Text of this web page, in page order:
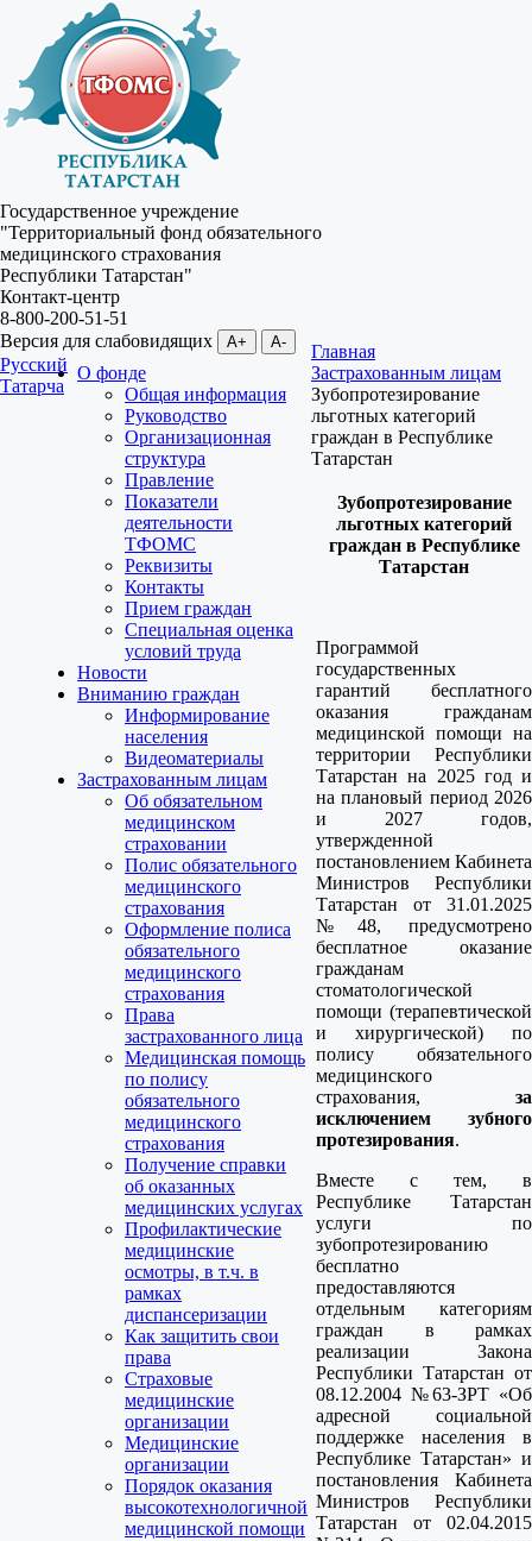
Государственное учреждение
"Территориальный фонд обязательного
медицинского страхования
Республики Татарстан"
Контакт-центр
8-800-200-51-51
Версия для слабовидящих
A+ A-
Русский
Татарча
О фонде
Общая информация
Руководство
Организационная
структура
Правление
Показатели
деятельности
ТФОМС
Реквизиты
Контакты
Прием граждан
Специальная оценка
условий труда
Новости
Вниманию граждан
Информирование
населения
Видеоматериалы
Застрахованным лицам
Об обязательном
медицинском
страховании
Полис обязательного
медицинского
страхования
Оформление полиса
обязательного
медицинского
страхования
Права
застрахованного лица
Медицинская помощь
по полису
обязательного
медицинского
страхования
Получение справки
об оказанных
медицинских услугах
Профилактические
медицинские
осмотры, в т.ч. в
рамках
диспансеризации
Как защитить свои
права
Страховые
медицинские
организации
Медицинские
организации
Порядок оказания
высокотехнологичной
медицинской помощи
Главная
Застрахованным лицам
Зубопротезирование
льготных категорий
граждан в Республике
Татарстан
Зубопротезирование
льготных категорий
граждан в Республике
Татарстан
Программой
государственных
гарантий бесплатного
оказания гражданам
медицинской помощи на
территории Республики
Татарстан на 2025 год и
на плановый период 2026
и 2027 годов,
утвержденной
постановлением Кабинета
Министров Республики
Татарстан от 31.01.2025
№48, предусмотрено
бесплатное оказание
гражданам
стоматологической
помощи (терапевтической
и хирургической) по
полису обязательного
медицинского
страхования, за
исключением зубного
протезирования.
Вместе с тем, в
Республике Татарстан
услуги по
зубопротезированию
бесплатно
предоставляются
отдельным категориям
граждан в рамках
реализации Закона
Республики Татарстан от
08.12.2004 №63-ЗРТ «Об
адресной социальной
поддержке населения в
Республике Татарстан» и
постановления Кабинета
Министров Республики
Татарстан от 02.04.2015